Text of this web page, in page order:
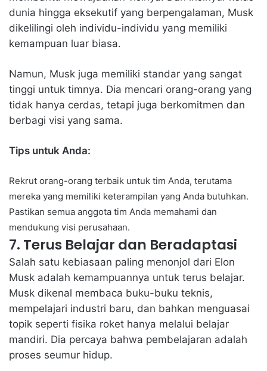
dunia hingga eksekutif yang berpengalaman, Musk
dikelilingi oleh individu-individu yang memiliki
kemampuan luar biasa.
Namun, Musk juga memiliki standar yang sangat
tinggi untuk timnya. Dia mencari orang-orang yang
tidak hanya cerdas, tetapi juga berkomitmen dan
berbagi visi yang sama.
Tips untuk Anda:
Rekrut orang-orang terbaik untuk tim Anda, terutama
mereka yang memiliki keterampilan yang Anda butuhkan.
Pastikan semua anggota tim Anda memahami dan
mendukung visi perusahaan.
7. Terus Belajar dan Beradaptasi
Salah satu kebiasaan paling menonjol dari Elon
Musk adalah kemampuannya untuk terus belajar.
Musk dikenal membaca buku-buku teknis,
mempelajari industri baru, dan bahkan menguasai
topik seperti fisika roket hanya melalui belajar
mandiri. Dia percaya bahwa pembelajaran adalah
proses seumur hidup.